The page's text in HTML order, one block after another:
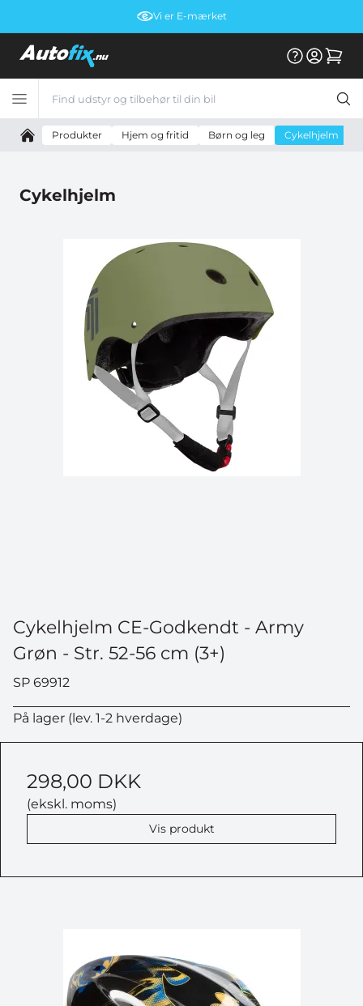
Vi er E-mærket
Produkter Hjem og fritid Børn og leg Cykelhjelm
Cykelhjelm
Cykelhjelm CE-Godkendt - Army
Grøn - Str. 52-56 cm (3+)
SP 69912
På lager (lev. 1-2 hverdage)
298,00 DKK
(ekskl. moms)
Vis produkt